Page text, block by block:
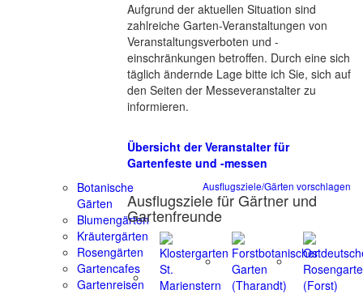
Aufgrund der aktuellen Situation sind
zahlreiche Garten-Veranstaltungen von
Veranstaltungsverboten und -
einschränkungen betroffen. Durch eine sich
täglich ändernde Lage bitte ich Sie, sich auf
den Seiten der Messeveranstalter zu
informieren.
Übersicht der Veranstalter für
Gartenfeste und -messen
Botanische
Gärten
Blumengärten
Kräutergärten
Rosengärten
Gartencafes
Gartenreisen
Ausflugsziele/Gärten vorschlagen
Ausflugsziele für Gärtner und
Gartenfreunde